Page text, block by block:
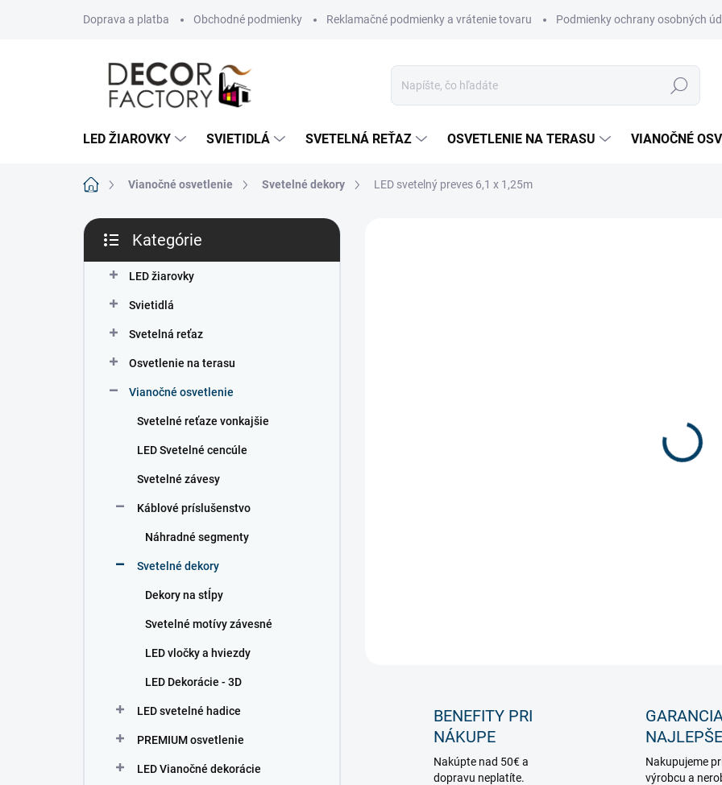
Doprava a platba Obchodné podmienky Reklamačné podmienky a vrátenie tovaru Podmienky ochrany osobných
Hľadať
LED ŽIAROVKY SVIETIDLÁ SVETELNÁ REŤAZ OSVETLENIE NA TERASU VIANOČNÉ
DomovVianočné osvetlenie Svetelné dekory LED svetelný preves 6,1 x 1,25m
B
č
kategórie
Kategórie
LED žiarovky
Svietidlá
Svetelná reťaz
Osvetlenie na terasu
Vianočné osvetlenie
Svetelné reťaze vonkajšie
LED Svetelné cencúle
Svetelné závesy
Káblové príslušenstvo
Náhradné segmenty
Svetelné dekory
Dekory na stĺpy
Svetelné motívy závesné
LED vločky a hviezdy
LED Dekorácie - 3D
LED svetelné hadice
PREMIUM osvetlenie
LED Vianočné dekorácie
BENEFITY PRI
NÁKUPE
Nakúpte nad 50€ a
dopravu neplatíte.
Nakupujeme
výrobcu a